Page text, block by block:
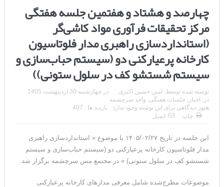
چهارصد و هشتاد و هفتمین جلسه هفتگی
مرکز تحقیقات فرآوری مواد کاشی‌گر
(استانداردسازی راهبری مدار فلوتاسیون
کارخانه پرعیارکنی دو (سیستم حباب‌سازی و
سیستم شستشو کف در سلول ستونی))
نوشته شده توسط: امین حسین اکبری در چهارشنبه 30 اردیبهشت 1405
در: اخبار , جلسات هفتگی, واحد سرچشمه
هنوز دیدگاهی برای این نوشته وجود ندارد
بازدید ها : 407
چاپ
ایمیل
این جلسه در تاریخ ۱۴۰۵/۰۲/۲۷ با موضوع « استانداردسازی راهبری
مدار فلوتاسیون کارخانه پرعیارکنی دو (سیستم حباب‌سازی و سیستم
شستشو کف در سلول ستونی) » در مجتمع مس سرچشمه برگزار شد.
موضوعات مطرح‌شده شامل معرفی مدارهای کارخانه پرعیارکنی